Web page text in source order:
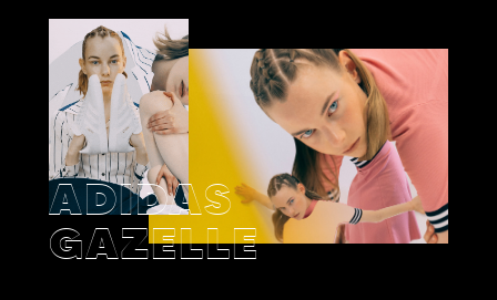
ADIDAS
GAZELLE